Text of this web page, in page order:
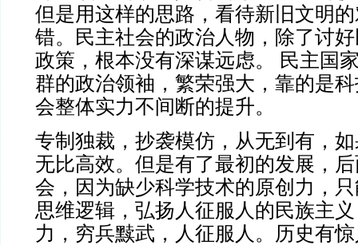
但是用这样的思路，看待新旧文明
错。民主社会的政治人物，除了讨
政策，根本没有深谋远虑。 民主国
群的政治领袖，繁荣强大，靠的是
会整体实力不间断的提升。
专制独裁，抄袭模仿，从无到有，
无比高效。但是有了最初的发展，
会，因为缺少科学技术的原创力，
思维逻辑，弘扬人征服人的民族主
力，穷兵黩武，人征服人。历史有